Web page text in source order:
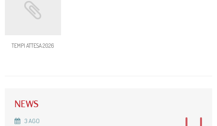
TEMPI ATTESA 2026
NEWS
3AGO